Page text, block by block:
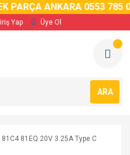
ANKARA 0553 785 02
Yap Üye Ol
ARA